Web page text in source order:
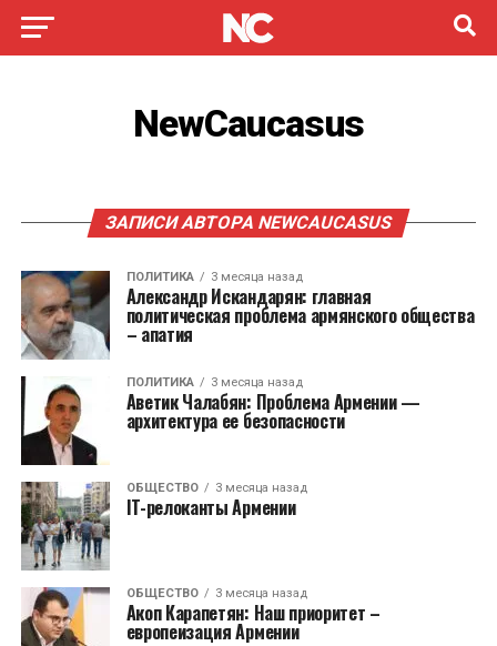
NewCaucasus
ЗАПИСИ АВТОРА NEWCAUCASUS
ПОЛИТИКА 3 месяца назад
Александр Искандарян: главная
политическая проблема армянского общества
– апатия
ПОЛИТИКА 3 месяца назад
Аветик Чалабян: Проблема Армении —
архитектура ее безопасности
ОБЩЕСТВО 3 месяца назад
IT-релоканты Армении
ОБЩЕСТВО 3 месяца назад
Акоп Карапетян: Наш приоритет –
европеизация Армении